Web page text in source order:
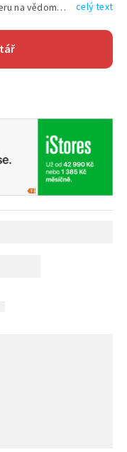
Vyplněním shora uvedených údajů beru na vědomí, že společnost TEXT FACTORY s.r.o., sídlem Brno, Durďákova 336/29, Černá Pole, PSČ: 613 00, IČ: 06157831, zapsané u Krajského soudu v Brně, oddíl C, vložka 100399, bude zpracovávat mé osobní údaje uvedené v rámci mnou vyplněného registračního formuláře na základě oprávněných zájmů TEXT FACTORY s.r.o. dle čl. 6 odst. 1 písm. f) GDPR a pro splnění právních povinností (čl. 6 odst. 1 písm. c) GDPR), a to pro tyto účely: nezbytnost zajistit oprávnění návštěvníka webových stránek provozovaných společností TEXT FACTORY s.r.o. přispívat aktivně ke zveřejněným článkům nebo v rámci diskusních fór a výkon práv TEXT FACTORY s.r.o. jako administrátora těchto diskusních fór. Více informací o zpracování osobních údajů a právech lze nalézt v celý text